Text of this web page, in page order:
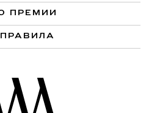
ПРЕМИИ
ПРАВИЛА